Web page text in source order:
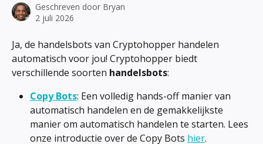
Geschreven door Bryan
2 juli 2026
Ja, de handelsbots van Cryptohopper handelen
automatisch voor jou! Cryptohopper biedt
verschillende soorten handelsbots:
Copy Bots: Een volledig hands-off manier van
automatisch handelen en de gemakkelijkste
manier om automatisch handelen te starten. Lees
onze introductie over de Copy Bots hier.